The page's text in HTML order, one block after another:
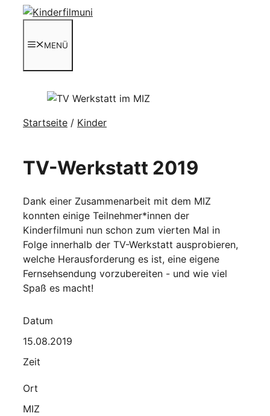
Zum
springenMENÜ
Startseite / Kinder
TV-Werkstatt 2019
Dank einer Zusammenarbeit mit dem MIZ
konnten einige Teilnehmer*innen der
Kinderfilmuni nun schon zum vierten Mal in
Folge innerhalb der TV-Werkstatt ausprobieren,
welche Herausforderung es ist, eine eigene
Fernsehsendung vorzubereiten - und wie viel
Spaß es macht!
Datum
15.08.2019
Zeit
Ort
MIZ